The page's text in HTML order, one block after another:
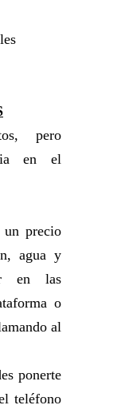
pero
en el
precio
agua y
en las
o
al
ponerte
teléfono